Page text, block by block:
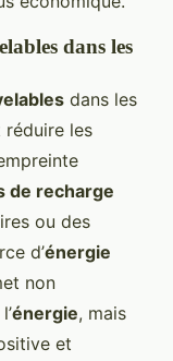
dans les
dans les
réduire les
de recharge
ou des
d’énergie
non
énergie, mais
et